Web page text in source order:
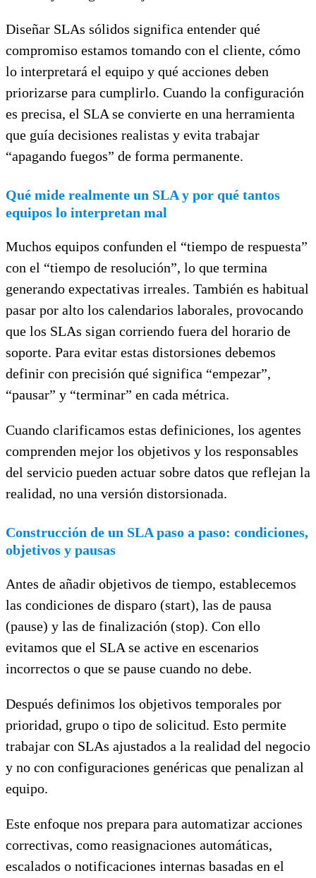
Diseñar SLAs sólidos significa entender qué
compromiso estamos tomando con el cliente, cómo
lo interpretará el equipo y qué acciones deben
priorizarse para cumplirlo. Cuando la configuración
es precisa, el SLA se convierte en una herramienta
que guía decisiones realistas y evita trabajar
“apagando fuegos” de forma permanente.
Qué mide realmente un SLA y por qué tantos
equipos lo interpretan mal
Muchos equipos confunden el “tiempo de respuesta”
con el “tiempo de resolución”, lo que termina
generando expectativas irreales. También es habitual
pasar por alto los calendarios laborales, provocando
que los SLAs sigan corriendo fuera del horario de
soporte. Para evitar estas distorsiones debemos
definir con precisión qué significa “empezar”,
“pausar” y “terminar” en cada métrica.
Cuando clarificamos estas definiciones, los agentes
comprenden mejor los objetivos y los responsables
del servicio pueden actuar sobre datos que reflejan la
realidad, no una versión distorsionada.
Construcción de un SLA paso a paso: condiciones,
objetivos y pausas
Antes de añadir objetivos de tiempo, establecemos
las condiciones de disparo (start), las de pausa
(pause) y las de finalización (stop). Con ello
evitamos que el SLA se active en escenarios
incorrectos o que se pause cuando no debe.
Después definimos los objetivos temporales por
prioridad, grupo o tipo de solicitud. Esto permite
trabajar con SLAs ajustados a la realidad del negocio
y no con configuraciones genéricas que penalizan al
equipo.
Este enfoque nos prepara para automatizar acciones
correctivas, como reasignaciones automáticas,
escalados o notificaciones internas basadas en el